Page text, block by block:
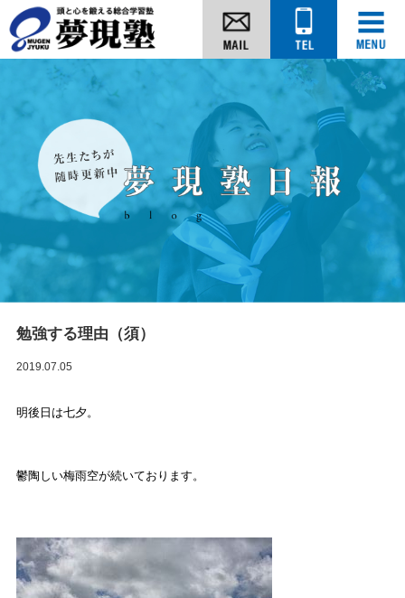
勉強する理由（須）
2019.07.05
明後日は七夕。
鬱陶しい梅雨空が続いております。